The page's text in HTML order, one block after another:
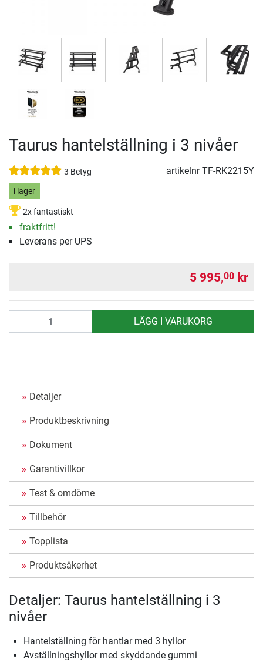
Taurus hantelställning i 3 nivåer
3 Betyg artikelnrTF-RK2215Y
i lager
2x fantastiskt
fraktfritt!
Leverans per UPS
5 995,00 kr
LÄGG I VARUKORG
Detaljer
Produktbeskrivning
Dokument
Garantivillkor
Test & omdöme
Tillbehör
Topplista
Produktsäkerhet
Detaljer: Taurus hantelställning i 3
nivåer
Hantelställning för hantlar med 3 hyllor
Avställningshyllor med skyddande gummi